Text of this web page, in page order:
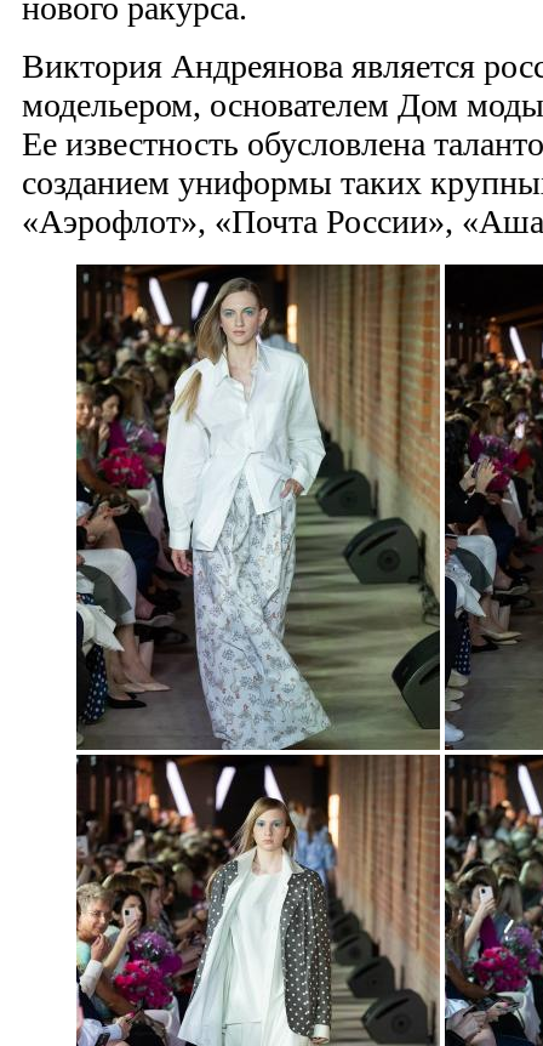
нового ракурса.
Виктория Андреянова является
модельером, основателем Дом
Ее известность обусловлена
созданием униформы таких
«Аэрофлот», «Почта России»,